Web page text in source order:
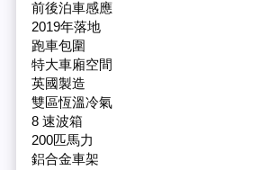
前後泊車感應
2019年落地
跑車包圍
特大車廂空間
英國製造
雙區恆溫冷氣
8 速波箱
200匹馬力
鋁合金車架